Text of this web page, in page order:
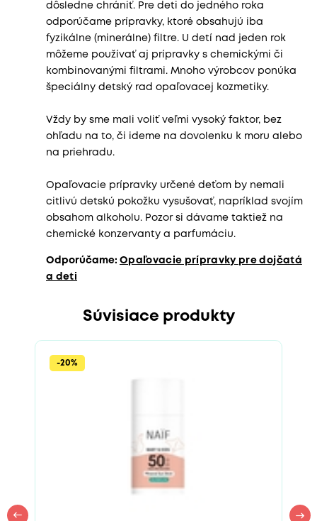
dôsledne chrániť. Pre deti do jedného roka
odporúčame prípravky, ktoré obsahujú iba
fyzikálne (minerálne) filtre. U detí nad jeden rok
môžeme používať aj prípravky s chemickými či
kombinovanými filtrami. Mnoho výrobcov ponúka
špeciálny detský rad opaľovacej kozmetiky.
Vždy by sme mali voliť veľmi vysoký faktor, bez
ohľadu na to, či ideme na dovolenku k moru alebo
na priehradu.
Opaľovacie prípravky určené deťom by nemali
citlivú detskú pokožku vysušovať, napríklad svojím
obsahom alkoholu. Pozor si dávame taktiež na
chemické konzervanty a parfumáciu.
Odporúčame: Opaľovacie prípravky pre dojčatá
a deti
Súvisiace produkty
-20%